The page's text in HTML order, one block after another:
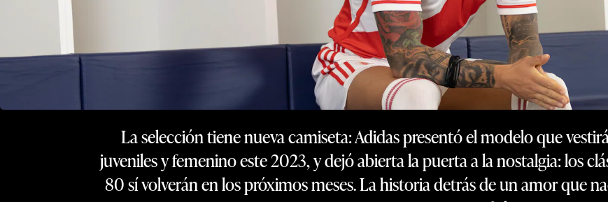
La selección tiene nueva camiseta: Adidas presentó el modelo que
juveniles y femenino este 2023, y dejó abierta la puerta a la nostalgia: los
80 sí volverán en los próximos meses. La historia detrás de un amor que